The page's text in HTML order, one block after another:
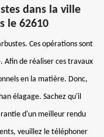
dans la ville
le 62610
Ces opérations sont
Afin de réaliser ces travaux
en la matière. Donc,
élagage. Sachez qu'il
d'un meilleur rendu
veuillez le téléphoner